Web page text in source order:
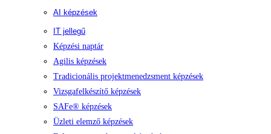
AI képzések
IT jellegű
Képzési naptár
Agilis képzések
Tradicionális projektmenedzsment képzések
Vizsgafelkészítő képzések
SAFe® képzések
Üzleti elemző képzések